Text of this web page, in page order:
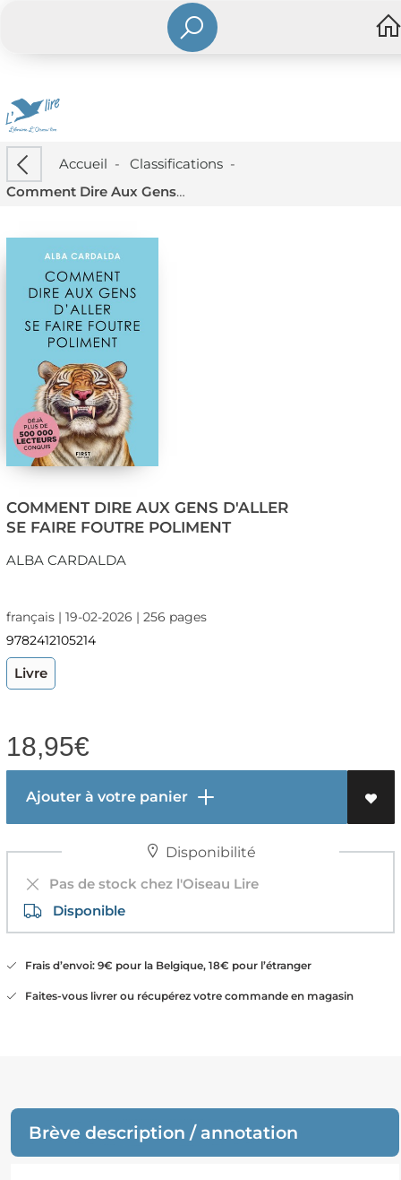
Accueil - Classifications-
Comment Dire Aux Gens D'aller Se Faire Foutre Poliment
COMMENT DIRE AUX GENS D'ALLER
SE FAIRE FOUTRE POLIMENT
ALBA CARDALDA
français | 19-02-2026 | 256 pages
9782412105214
Livre
18,95€
Ajouter à votre panier
Disponibilité
Pas de stock chez l'Oiseau Lire
Disponible
Frais d’envoi: 9€ pour la Belgique, 18€ pour l’étranger
Faites-vous livrer ou récupérez votre commande en magasin
Brève description / annotation